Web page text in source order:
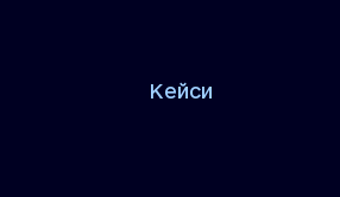
Кейси